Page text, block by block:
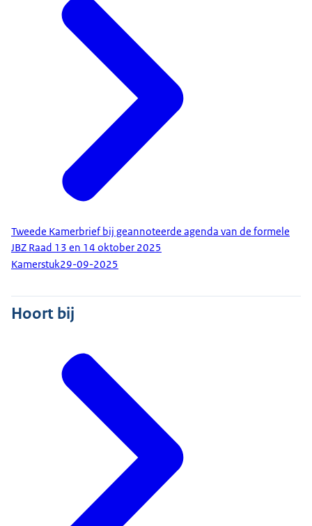
Tweede Kamerbrief bij geannoteerde agenda van de formele
JBZ Raad 13 en 14 oktober 2025
Kamerstuk29-09-2025
Hoort bij